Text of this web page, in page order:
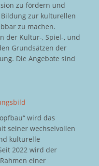
zu fördern und
zur kulturellen
zu machen.
der Kultur-, Spiel-, und
Grundsätzen der
Die Angebote sind
wird das
seiner wechselvollen
kulturelle
2022 wird der
einer